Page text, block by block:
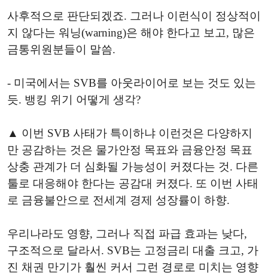
사후적으로 판단되겠죠. 그러나 이런식이 정상적이
지 않다는 워닝(warning)은 해야 한다고 보고, 많은
금통위원분들이 말씀.
- 미국에서는 SVB를 아웃라이어로 보는 것도 있는
듯. 뱅킹 위기 어떻게 생각?
▲ 이번 SVB 사태가 특이하냐 이런것은 다양하지
만 공감하는 것은 물가안정 목표와 금융안정 목표
상충 관계가 더 심화될 가능성이 커졌다는 것. 다른
툴로 대응해야 한다는 공감대 커졌다. 또 이번 사태
로 금융불안으로 전세계 경제 성장률이 하향.
우리나라도 영향, 그러나 직접 파급 효과는 낮다,
구조적으로 달라서. SVB는 고정금리 대출 크고, 가
진 채권 만기가 훨씬 커서 그런 경로로 미치는 영향